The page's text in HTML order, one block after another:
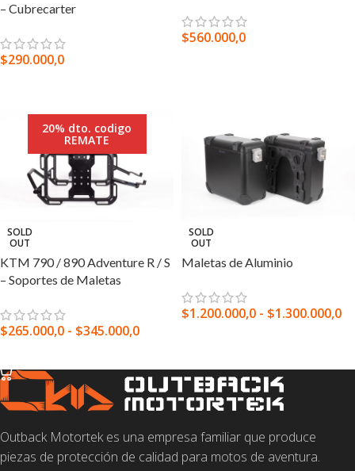
– Cubrecarter
$290.000,0
$560.000,0
20% dto. codigo
REMATE
SOLD
OUT
KTM 790 / 890 Adventure R / S
– Soportes de Maletas
$265.000,0 - $345.000,0
SOLD
OUT
Maletas de Aluminio
$1.200.000,0 - $1.300.000,0
Outback Motortek es una empresa familiar que produce
piezas de protección de calidad para motos de aventura.